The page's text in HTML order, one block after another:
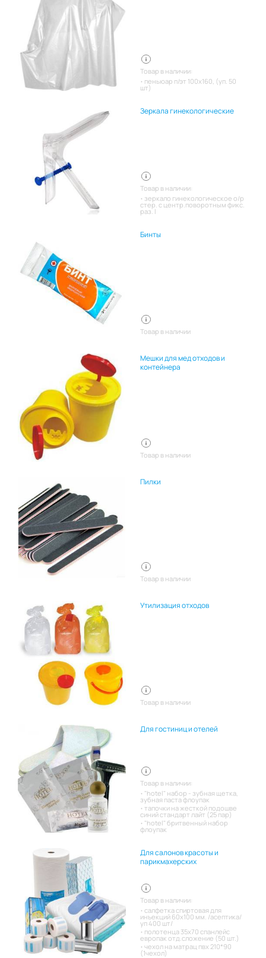
Товар в наличии:
пеньюар п/эт 100х160, (уп. 50
шт)
Зеркала гинекологические
Товар в наличии:
зеркало гинекологическое о/р
стер. с центр.поворотным фикс.
раз. l
Бинты
Товар в наличии
Мешки для мед отходов и
контейнера
Товар в наличии
Пилки
Товар в наличии
Утилизация отходов
Товар в наличии
Для гостиниц и отелей
Товар в наличии:
"hotel" набор - зубная щетка,
зубная паста флоупак
тапочки на жесткой подошве
синий стандарт лайт (25 пар)
"hotel" бритвенный набор
флоупак
Для салонов красоты и
парикмахерских
Товар в наличии:
салфетка спиртовая для
инъекций 60х100 мм. /асептика/
уп 400 шт/
полотенца 35х70 спанлейс
европак отд.сложение (50 шт.)
чехол на матрац пвх 210*90
(1чехол)